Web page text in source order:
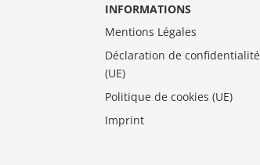
INFORMATIONS
Mentions Légales
Déclaration de confidentialité
(UE)
Politique de cookies (UE)
Imprint